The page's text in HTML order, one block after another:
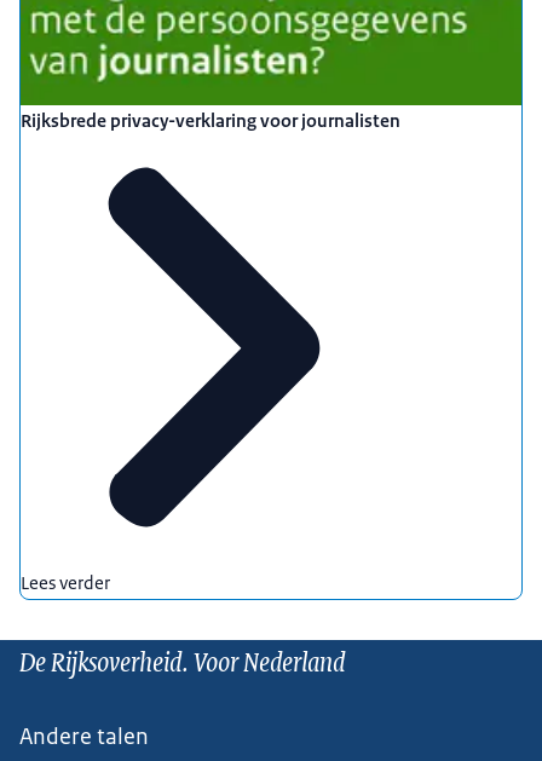
Rijksbrede privacy-verklaring voor journalisten
Lees verder
De Rijksoverheid. Voor Nederland
Andere talen